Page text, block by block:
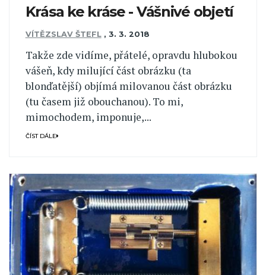
Krása ke kráse - Vášnivé objetí
VÍTĚZSLAV ŠTEFL , 3. 3. 2018
Takže zde vidíme, přátelé, opravdu hlubokou
vášeň, kdy milující část obrázku (ta
blonďatější) objímá milovanou část obrázku
(tu časem již obouchanou). To mi,
mimochodem, imponuje,...
ČÍST DÁLE